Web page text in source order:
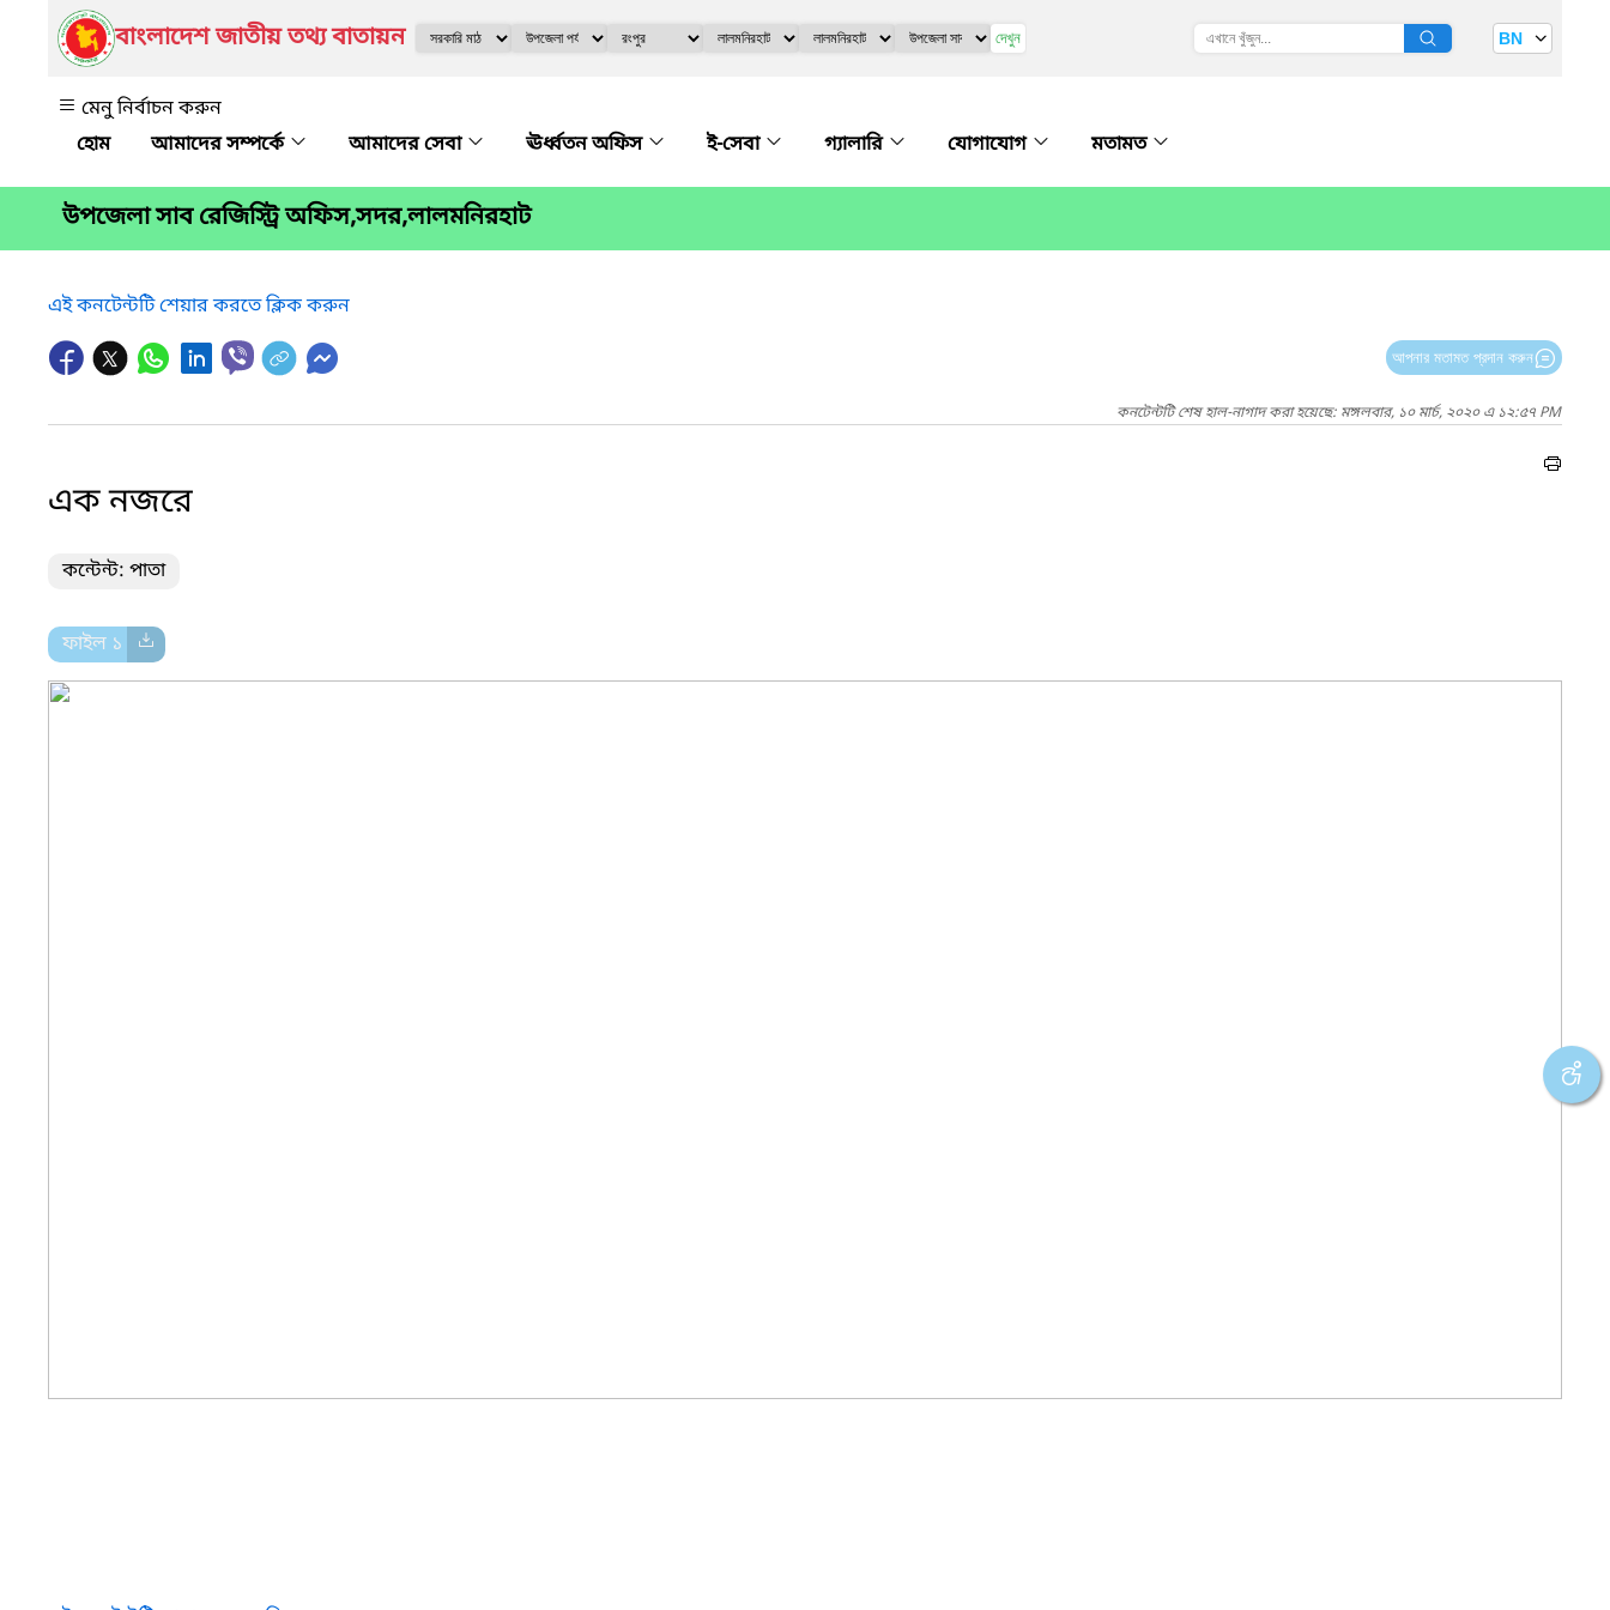
বাংলাদেশ জাতীয় তথ্য বাতায়ন দেখুন BN
মেনু নির্বাচন করুন
আমাদের সম্পর্কে
আমাদের সেবা ঊর্ধ্বতন অফিস ই-সেবা গ্যালারি যোগাযোগ মতামত
উপজেলা সাব রেজিস্ট্রি অফিস,সদর,লালমনিরহাট
এই কনটেন্টটি শেয়ার করতে ক্লিক করুন
আপনার মতামত প্রদান করুন
কনটেন্টটি শেষ হাল-নাগাদ করা হয়েছে: মঙ্গলবার, ১০ মার্চ, ২০২০ এ ১২:৫৭ PM
এক নজরে
কন্টেন্ট: পাতা
ফাইল ১